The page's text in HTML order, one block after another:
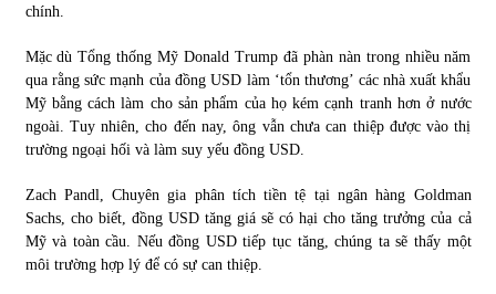
chính.
Mặc dù Tổng thống Mỹ Donald Trump đã phàn nàn trong nhiều năm
qua rằng sức mạnh của đồng USD làm ‘tổn thương’ các nhà xuất khẩu
Mỹ bằng cách làm cho sản phẩm của họ kém cạnh tranh hơn ở nước
ngoài. Tuy nhiên, cho đến nay, ông vẫn chưa can thiệp được vào thị
trường ngoại hối và làm suy yếu đồng USD.
Zach Pandl, Chuyên gia phân tích tiền tệ tại ngân hàng Goldman
Sachs, cho biết, đồng USD tăng giá sẽ có hại cho tăng trưởng của cả
Mỹ và toàn cầu. Nếu đồng USD tiếp tục tăng, chúng ta sẽ thấy một
môi trường hợp lý để có sự can thiệp.